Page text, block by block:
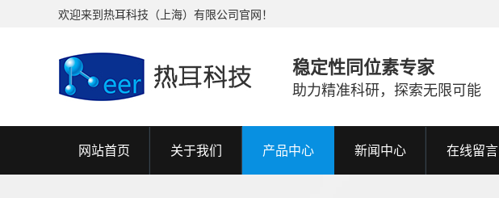
欢迎来到热耳科技（上海）有限公司官网！
稳定性同位素专家
助力精准科研，探索无限可能
网站首页 关于我们 产品中心 新闻中心 在线留言